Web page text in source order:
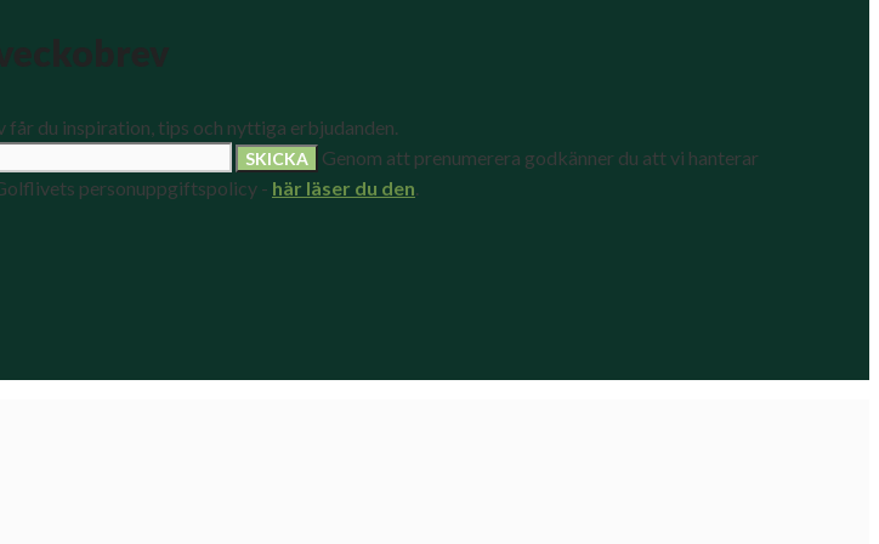
du inspiration, tips och nyttiga erbjudanden.
Genom att prenumerera godkänner du att vi hanterar
personuppgiftspolicy - här läser du den.